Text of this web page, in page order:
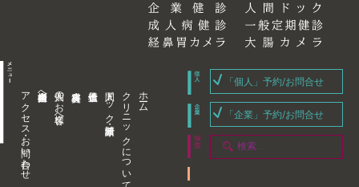
アクセス・お問い合わせ 企業内担当者様へ 個人のお客様へ 人間ドック・健康診断 クリニックについて ホーム
「個人」予約/お問合せ
「企業」予約/お問合せ